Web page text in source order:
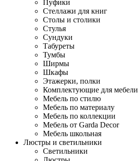
Пуфики
Стеллажи для книг
Столы и столики
Стулья
Сундуки
Табуреты
Тумбы
Ширмы
Шкафы
Этажерки, полки
Комплектующие для мебели
Мебель по стилю
Мебель по материалу
Мебель по коллекции
Мебель от Garda Decor
Мебель школьная
Люстры и светильники
Светильники